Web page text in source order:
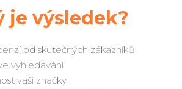
je výsledek?
od skutečných zákazníků
vyhledávání
vaší značky